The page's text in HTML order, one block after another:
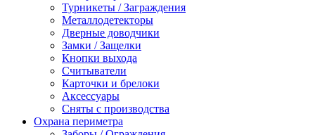
Турникеты / Заграждения
Металлодетекторы
Дверные доводчики
Замки / Защелки
Кнопки выхода
Считыватели
Карточки и брелоки
Аксессуары
Сняты с производства
Охрана периметра